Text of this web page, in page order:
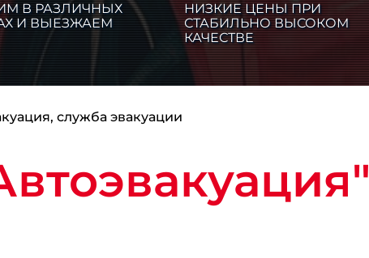
В РАЗЛИЧНЫХ
И ВЫЕЗЖАЕМ
НИЗКИЕ ЦЕНЫ ПРИ
СТАБИЛЬНО ВЫСОКОМ
КАЧЕСТВЕ
служба эвакуации